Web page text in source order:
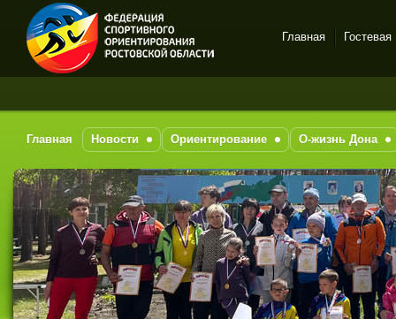
Спортивное
на-Дону
Главная Гостевая
Главная Новости Ориентирование О-жизнь Дона